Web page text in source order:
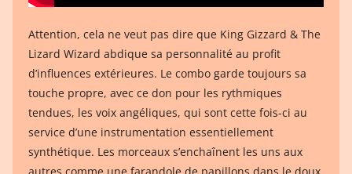
Attention, cela ne veut pas dire que King Gizzard & The
Lizard Wizard abdique sa personnalité au profit
d’influences extérieures. Le combo garde toujours sa
touche propre, avec ce don pour les rythmiques
tendues, les voix angéliques, qui sont cette fois-ci au
service d’une instrumentation essentiellement
synthétique. Les morceaux s’enchaînent les uns aux